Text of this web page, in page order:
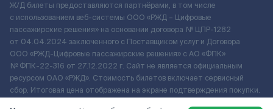
Ж/Д билеты предоставляются партнёрами, в том числе
с использованием веб-системы ООО «РЖД – Цифровые
пассажирские решения» на основании договора № ЦПР-1282
от 04.04.2024 заключенного с Поставщиком услуг и Договора
ООО «РЖД-Цифровые пассажирские решения» c АО «ФПК»
№ ФПК-22-316 от 27.12.2022 г. Сайт не является официальным
ресурсом ОАО «РЖД». Стоимость билетов включает сервисный
сбор. Итоговая цена отображена на экране подтверждения покупки.